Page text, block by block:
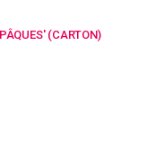
(CARTON)